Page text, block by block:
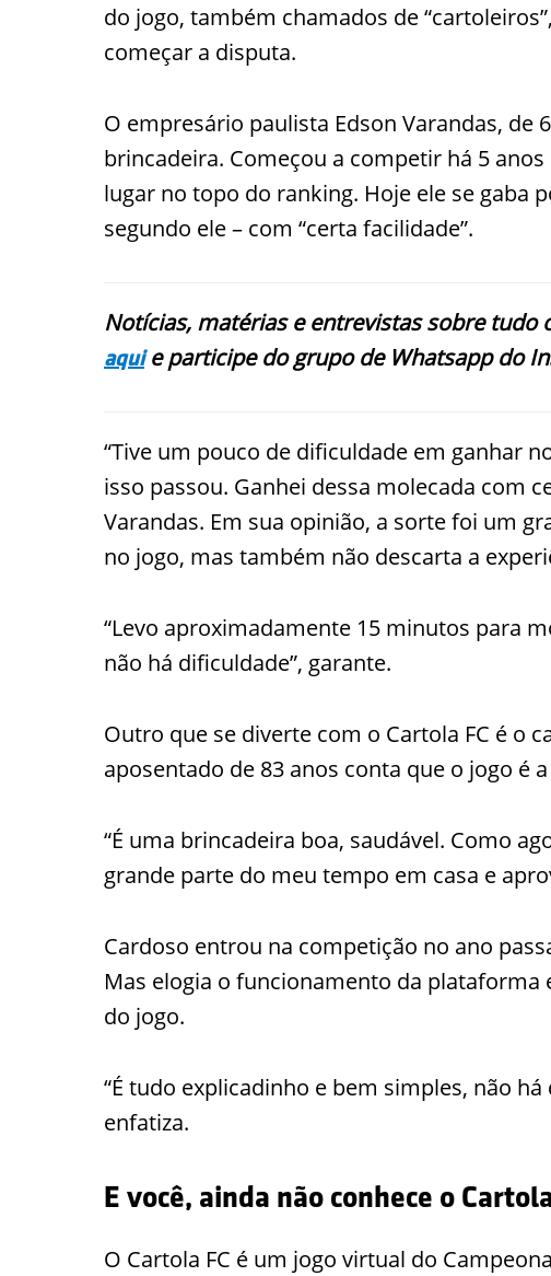
do jogo, também chamados de
começar a disputa.
O empresário paulista Edson Varandas, de
brincadeira. Começou a competir há 5
lugar no topo do ranking. Hoje ele se gaba
segundo ele – com “certa facilidade”.
Notícias, matérias e entrevistas sobre tudo
aquie participe do grupo de Whatsapp do
“Tive um pouco de dificuldade em ganhar
isso passou. Ganhei dessa molecada com
Varandas. Em sua opinião, a sorte foi um
no jogo, mas também não descarta a
“Levo aproximadamente 15 minutos para
não há dificuldade”, garante.
Outro que se diverte com o Cartola FC é o
aposentado de 83 anos conta que o jogo é
“É uma brincadeira boa, saudável. Como
grande parte do meu tempo em casa e
Cardoso entrou na competição no ano
Mas elogia o funcionamento da plataforma
do jogo.
“É tudo explicadinho e bem simples, não
enfatiza.
E você, ainda não conhece o
O Cartola FC é um jogo virtual do